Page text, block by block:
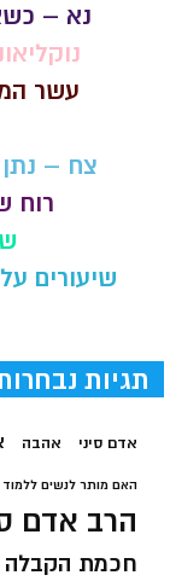
נא –
עשר
צח – נתן
רוח
שיעורים
תגיות
אדם סיני אהבה
האם מותר לנשים
הרב אדם
חכמת הקבלה